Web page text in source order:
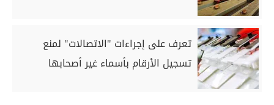
تعرف على إجراءات "الاتصالات" لمنع
تسجيل الأرقام بأسماء غير أصحابها